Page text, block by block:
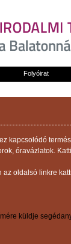
Folyóirat
kapcsolódó
óravázlatok.
az oldalsó linkre
küldje